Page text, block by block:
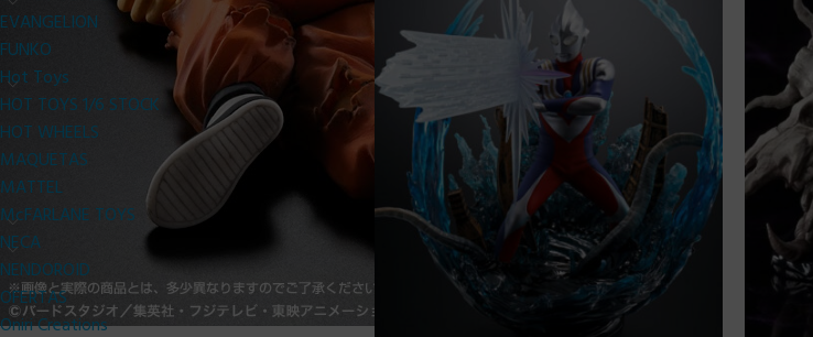
EVANGELION
FUNKO
Hot Toys
HOT TOYS 1/6 STOCK
HOT WHEELS
MAQUETAS
MATTEL
McFARLANE TOYS
NECA
NENDOROID
OFERTAS
Oniri Creations